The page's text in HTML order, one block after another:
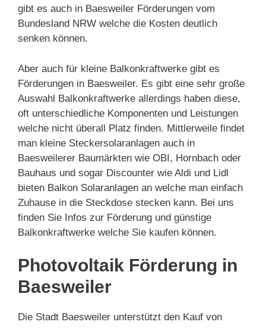
gibt es auch in Baesweiler Förderungen vom
Bundesland NRW welche die Kosten deutlich
senken können.
Aber auch für kleine Balkonkraftwerke gibt es
Förderungen in Baesweiler. Es gibt eine sehr große
Auswahl Balkonkraftwerke allerdings haben diese,
oft unterschiedliche Komponenten und Leistungen
welche nicht überall Platz finden. Mittlerweile findet
man kleine Steckersolaranlagen auch in
Baesweilerer Baumärkten wie OBI, Hornbach oder
Bauhaus und sogar Discounter wie Aldi und Lidl
bieten Balkon Solaranlagen an welche man einfach
Zuhause in die Steckdose stecken kann. Bei uns
finden Sie Infos zur Förderung und günstige
Balkonkraftwerke welche Sie kaufen können.
Photovoltaik Förderung in
Baesweiler
Die Stadt Baesweiler unterstützt den Kauf von